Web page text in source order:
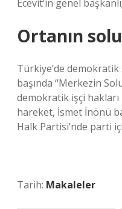
Ecevit’in genel
Ortanın
Türkiye’de demokratik
başında “Merkezin
demokratik işçi
hareket, İsmet İnönü
Halk Partisi’nde parti
Tarih: Makaleler